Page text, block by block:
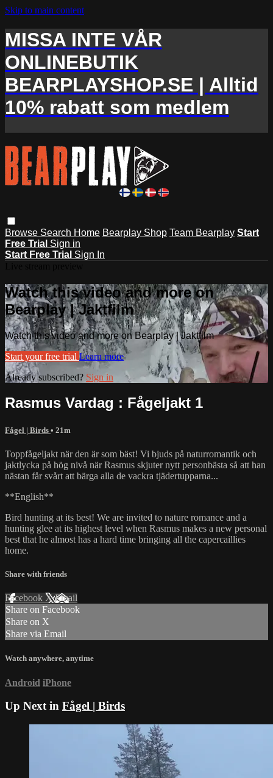
Skip to main content
MISSA INTE VÅR
ONLINEBUTIK
BEARPLAYSHOP.SE | Alltid
10% rabatt som medlem
Browse Search Home Bearplay Shop Team Bearplay Start
Free Trial Sign in
Start Free Trial Sign In
Watch this video and more on
Bearplay | Jaktfilm
Watch this video and more on Bearplay | Jaktfilm
Start your free trial Learn more
Already subscribed? Sign in
Rasmus Vardag : Fågeljakt 1
Fågel | Birds • 21m
Toppfågeljakt när den är som bäst! Vi bjuds på naturromantik och
jaktlycka på hög nivå när Rasmus skjuter nytt personbästa så att han
nästan får svårt att bärga alla de vackra tjädertupparna...
**English**
Bird hunting at its best! We are invited to nature romance and a
hunting glee at its highest level when Rasmus makes a new personal
best that he almost has a hard time bringing all the capercaillies
home.
Share with friends
Facebook XEmail
Share on Facebook
Share on X
Share via Email
Watch anywhere, anytime
Android iPhone
Up Next in Fågel | Birds